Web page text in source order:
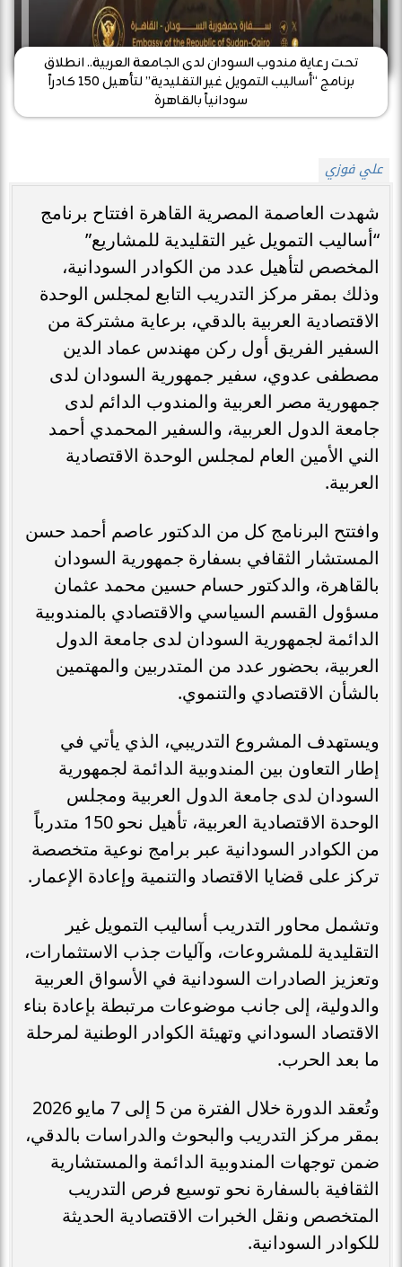
تحت رعاية مندوب السودان لدى الجامعة العربية.. انطلاق
برنامج “أساليب التمويل غير التقليدية” لتأهيل 150 كادراً
سودانياً بالقاهرة
علي فوزي
شهدت العاصمة المصرية القاهرة افتتاح برنامج
“أساليب التمويل غير التقليدية للمشاريع”
المخصص لتأهيل عدد من الكوادر السودانية،
وذلك بمقر مركز التدريب التابع لمجلس الوحدة
الاقتصادية العربية بالدقي، برعاية مشتركة من
السفير الفريق أول ركن مهندس عماد الدين
مصطفى عدوي، سفير جمهورية السودان لدى
جمهورية مصر العربية والمندوب الدائم لدى
جامعة الدول العربية، والسفير المحمدي أحمد
الني الأمين العام لمجلس الوحدة الاقتصادية
العربية.
وافتتح البرنامج كل من الدكتور عاصم أحمد حسن
المستشار الثقافي بسفارة جمهورية السودان
بالقاهرة، والدكتور حسام حسين محمد عثمان
مسؤول القسم السياسي والاقتصادي بالمندوبية
الدائمة لجمهورية السودان لدى جامعة الدول
العربية، بحضور عدد من المتدربين والمهتمين
بالشأن الاقتصادي والتنموي.
ويستهدف المشروع التدريبي، الذي يأتي في
إطار التعاون بين المندوبية الدائمة لجمهورية
السودان لدى جامعة الدول العربية ومجلس
الوحدة الاقتصادية العربية، تأهيل نحو 150 متدرباً
من الكوادر السودانية عبر برامج نوعية متخصصة
تركز على قضايا الاقتصاد والتنمية وإعادة الإعمار.
وتشمل محاور التدريب أساليب التمويل غير
التقليدية للمشروعات، وآليات جذب الاستثمارات،
وتعزيز الصادرات السودانية في الأسواق العربية
والدولية، إلى جانب موضوعات مرتبطة بإعادة بناء
الاقتصاد السوداني وتهيئة الكوادر الوطنية لمرحلة
ما بعد الحرب.
وتُعقد الدورة خلال الفترة من 5 إلى 7 مايو 2026
بمقر مركز التدريب والبحوث والدراسات بالدقي،
ضمن توجهات المندوبية الدائمة والمستشارية
الثقافية بالسفارة نحو توسيع فرص التدريب
المتخصص ونقل الخبرات الاقتصادية الحديثة
للكوادر السودانية.